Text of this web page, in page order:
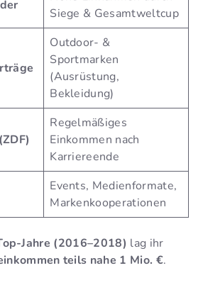
Siege & Gesamtweltcup
Outdoor- &
Sportmarken
(Ausrüstung,
Bekleidung)
Regelmäßiges
Einkommen nach
Karriereende
Events, Medienformate,
Markenkooperationen
Jahre (2016–2018) lag ihr
teils nahe 1 Mio. €.